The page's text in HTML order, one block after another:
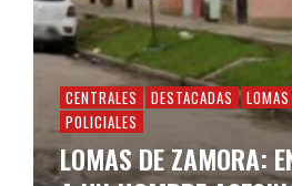
CENTRALES DESTACADAS
POLICIALES
LOMAS DE ZAMORA: